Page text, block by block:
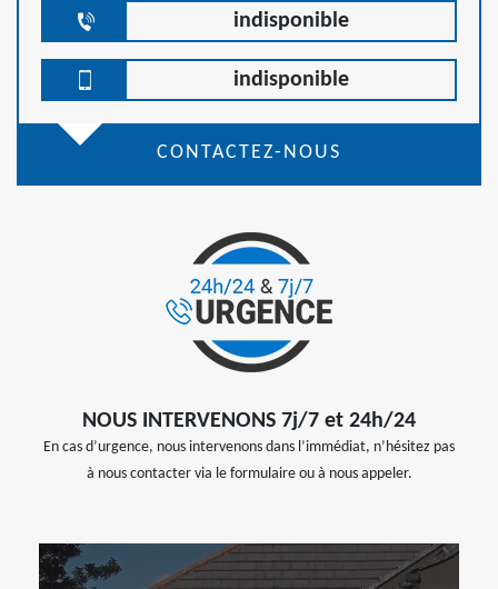
indisponible
indisponible
CONTACTEZ-NOUS
NOUS INTERVENONS 7j/7 et 24h/24
En cas d’urgence, nous intervenons dans l’immédiat, n’hésitez pas
à nous contacter via le formulaire ou à nous appeler.